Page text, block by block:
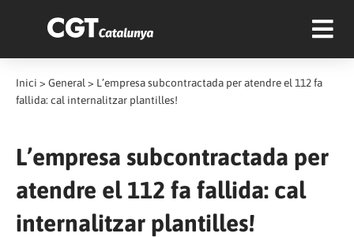
Inici > General > L’empresa subcontractada per atendre el 112 fa
fallida: cal internalitzar plantilles!
L’empresa subcontractada per
atendre el 112 fa fallida: cal
internalitzar plantilles!